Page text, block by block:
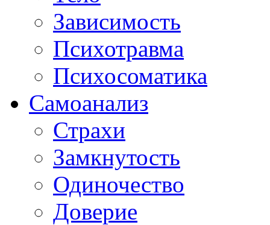
Зависимость
Психотравма
Психосоматика
Самоанализ
Страхи
Замкнутость
Одиночество
Доверие